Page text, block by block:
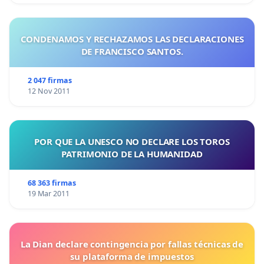
carrera del auditor gubernamental.
"El gasto público solo alcanza su máxima eficacia y
entidades independientes."
CONDENAMOS Y RECHAZAMOS LAS DECLARACIONES
DE FRANCISCO SANTOS.
2 047 firmas
12 Nov 2011
POR QUE LA UNESCO NO DECLARE LOS TOROS
PATRIMONIO DE LA HUMANIDAD
68 363 firmas
19 Mar 2011
La Dian declare contingencia por fallas técnicas de
su plataforma de impuestos